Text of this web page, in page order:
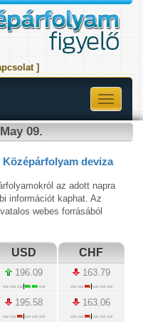
]
Toggle
09.
deviza
az adott napra
információt kaphat. Az
webes forrásából
USD CHF
196.09 163.79
195.58 163.06